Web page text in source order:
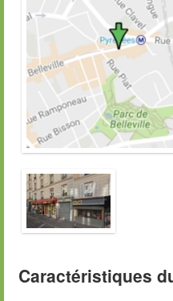
Caractéristiques